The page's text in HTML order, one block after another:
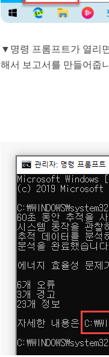
▼명령 프롬프트가 열리
해서 보고서를 만들어줍